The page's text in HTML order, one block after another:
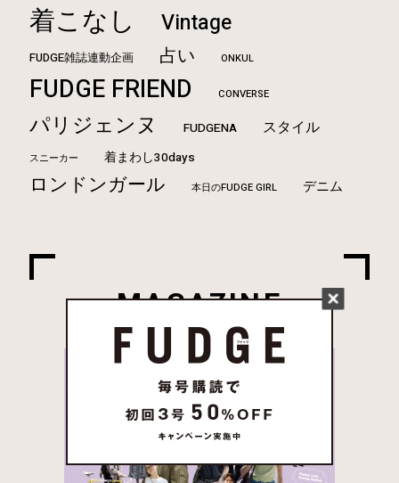
着こなし Vintage
FUDGE雑誌連動企画 占い ONKUL
FUDGE FRIEND CONVERSE
パリジェンヌ FUDGENA スタイル
スニーカー 着まわし30days
ロンドンガール 本日のFUDGE GIRL デニム
MAGAZINE